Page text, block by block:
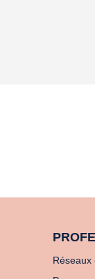
Réseaux